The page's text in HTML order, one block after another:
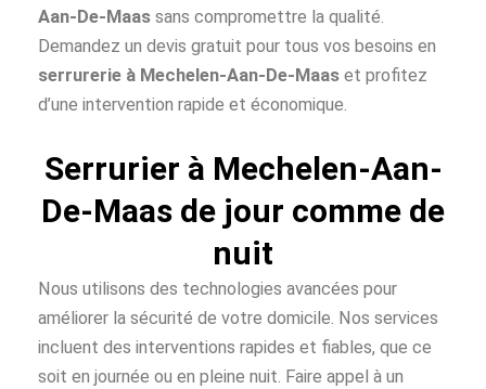
Aan-De-Maas sans compromettre la qualité.
Demandez un devis gratuit pour tous vos besoins en
serrurerie à Mechelen-Aan-De-Maas et profitez
d’une intervention rapide et économique.
Serrurier à Mechelen-Aan-
De-Maas de jour comme de
nuit
Nous utilisons des technologies avancées pour
améliorer la sécurité de votre domicile. Nos services
incluent des interventions rapides et fiables, que ce
soit en journée ou en pleine nuit. Faire appel à un